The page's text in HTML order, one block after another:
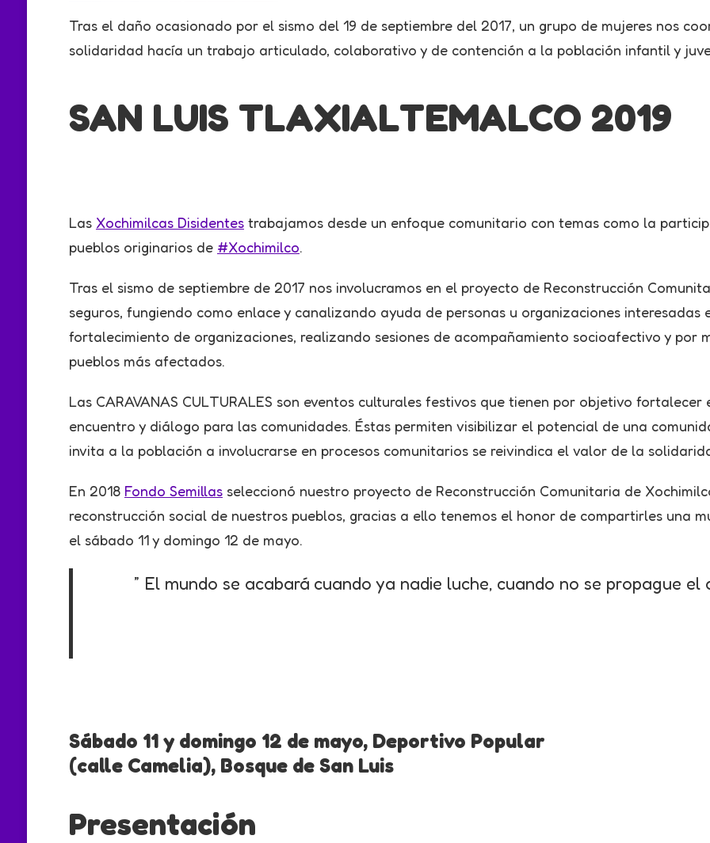
Tras el daño ocasionado por el sismo del 19 de septiembre del 2017, un grupo de mujeres nos
solidaridad hacía un trabajo articulado, colaborativo y de contención a la población infantil y
SAN LUIS TLAXIALTEMALCO 2019
Las Xochimilcas Disidentestrabajamos desde un enfoque comunitario con temas como la
pueblos originarios de #Xochimilco.
Tras el sismo de septiembre de 2017 nos involucramos en el proyecto de Reconstrucción
seguros, fungiendo como enlace y canalizando ayuda de personas u organizaciones interesadas
fortalecimiento de organizaciones, realizando sesiones de acompañamiento socioafectivo y por
pueblos más afectados.
Las CARAVANAS CULTURALES son eventos culturales festivos que tienen por objetivo
encuentro y diálogo para las comunidades. Éstas permiten visibilizar el potencial de una
invita a la población a involucrarse en procesos comunitarios se reivindica el valor de la
En 2018 Fondo Semillasseleccionó nuestro proyecto de Reconstrucción Comunitaria de
reconstrucción social de nuestros pueblos, gracias a ello tenemos el honor de compartirles una
el sábado 11 y domingo 12 de mayo.
” El mundo se acabará cuando ya nadie luche, cuando no se propague
Sábado 11 y domingo 12 de mayo, Deportivo Popular
(calle Camelia), Bosque de San Luis
Presentación